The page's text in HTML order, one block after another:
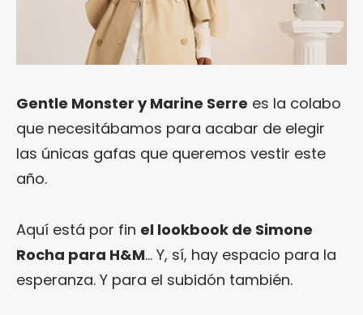
Gentle Monster y Marine Serre es la colabo
que necesitábamos para acabar de elegir
las únicas gafas que queremos vestir este
año.
Aquí está por fin el lookbook de Simone
Rocha para H&M… Y, sí, hay espacio para la
esperanza. Y para el subidón también.